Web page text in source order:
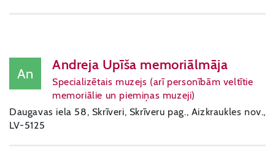
An
Andreja Upīša memoriālmāja
Specializētais muzejs (arī personībām veltītie
memoriālie un piemiņas muzeji)
Daugavas iela 58, Skrīveri, Skrīveru pag., Aizkraukles nov.,
LV-5125